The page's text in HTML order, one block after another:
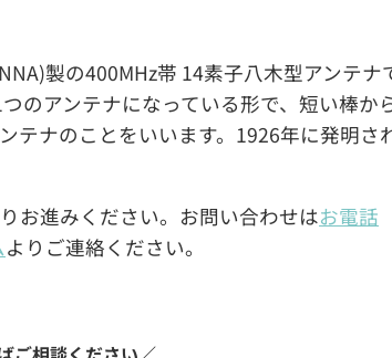
製の400MHz帯 14素子八木型アンテナ
のアンテナになっている形で、短い棒か
テナのことをいいます。1926年に発明さ
お進みください。お問い合わせはお電話
よりご連絡ください。